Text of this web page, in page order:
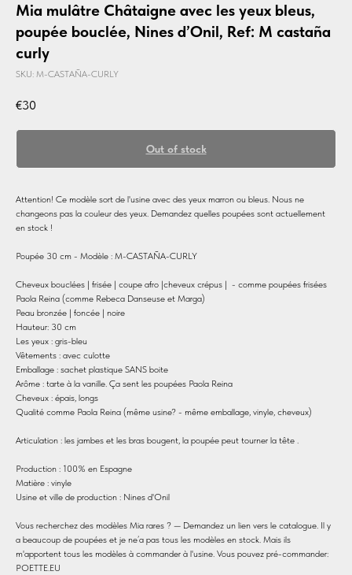
Mia mulâtre Châtaigne avec les yeux bleus,
poupée bouclée, Nines d’Onil, Ref: M castaña
curly
SKU: M-CASTAÑA-CURLY
€30
Out of stock
Attention! Ce modèle sort de l'usine avec des yeux marron ou bleus. Nous ne
changeons pas la couleur des yeux. Demandez quelles poupées sont actuellement
en stock !
Poupée 30 cm - Modèle : M-CASTAÑA-CURLY
Cheveux bouclées | frisée | coupe afro |cheveux crépus | - comme poupées frisées
Paola Reina (comme Rebeca Danseuse et Marga)
Peau bronzée | foncée | noire
Hauteur: 30 cm
Les yeux : gris-bleu
Vêtements : avec culotte
Emballage : sachet plastique SANS boite
Arôme : tarte à la vanille. Ça sent les poupées Paola Reina
Cheveux : épais, longs
Qualité comme Paola Reina (même usine? - même emballage, vinyle, cheveux)
Articulation : les jambes et les bras bougent, la poupée peut tourner la tête .
Production : 100% en Espagne
Matière : vinyle
Usine et ville de production : Nines d'Onil
Vous recherchez des modèles Mia rares ? — Demandez un lien vers le catalogue. Il y
a beaucoup de poupées et je ne’a pas tous les modèles en stock. Mais ils
m'apportent tous les modèles à commander à l'usine. Vous pouvez pré-commander:
POETTE.EU